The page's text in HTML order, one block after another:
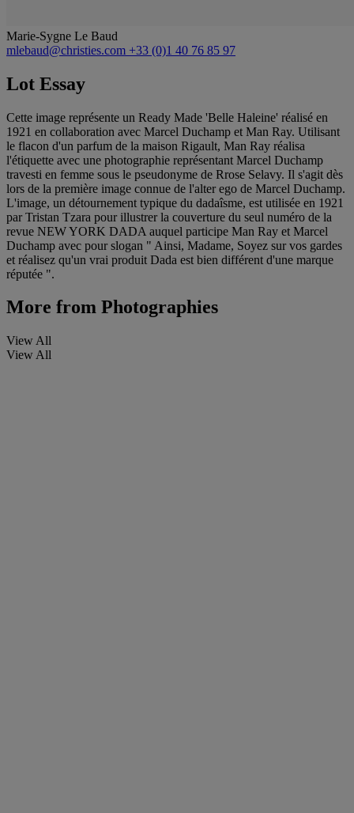
Marie-Sygne Le Baud
mlebaud@christies.com +33 (0)1 40 76 85 97
Lot Essay
Cette image représente un Ready Made 'Belle Haleine' réalisé en
1921 en collaboration avec Marcel Duchamp et Man Ray. Utilisant
le flacon d'un parfum de la maison Rigault, Man Ray réalisa
l'étiquette avec une photographie représentant Marcel Duchamp
travesti en femme sous le pseudonyme de Rrose Selavy. Il s'agit dès
lors de la première image connue de l'alter ego de Marcel Duchamp.
L'image, un détournement typique du dadaîsme, est utilisée en 1921
par Tristan Tzara pour illustrer la couverture du seul numéro de la
revue NEW YORK DADA auquel participe Man Ray et Marcel
Duchamp avec pour slogan " Ainsi, Madame, Soyez sur vos gardes
et réalisez qu'un vrai produit Dada est bien différent d'une marque
réputée ".
More from Photographies
View All
View All